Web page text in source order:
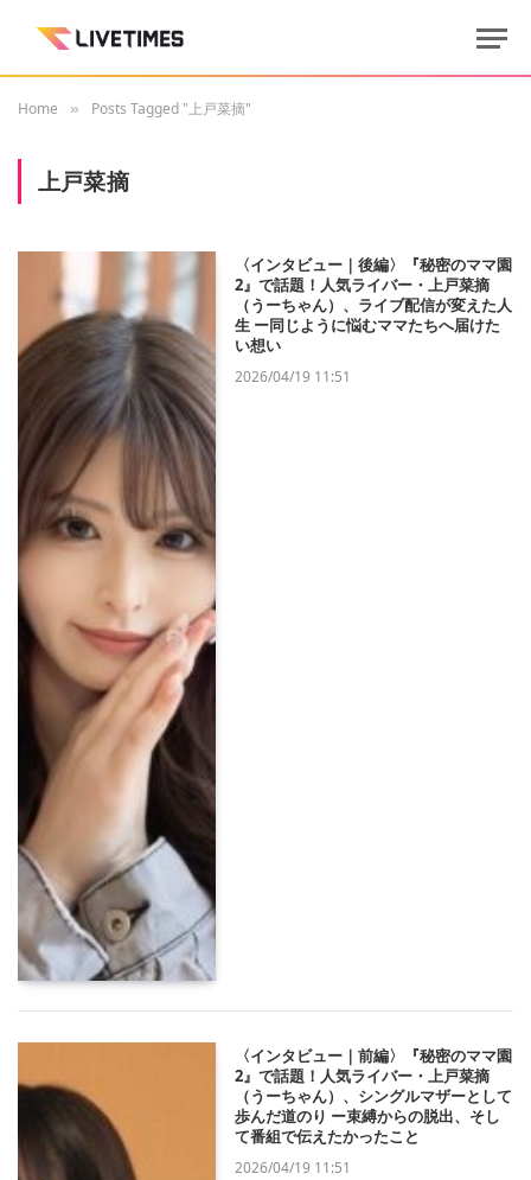
Home » Posts Tagged "上戸菜摘"
上戸菜摘
〈インタビュー｜後編〉『秘密のママ園
2』で話題！人気ライバー・上戸菜摘
（うーちゃん）、ライブ配信が変えた人
生 ー同じように悩むママたちへ届けた
い想い
2026/04/19 11:51
〈インタビュー｜前編〉『秘密のママ園
2』で話題！人気ライバー・上戸菜摘
（うーちゃん）、シングルマザーとして
歩んだ道のり ー束縛からの脱出、そし
て番組で伝えたかったこと
2026/04/19 11:51